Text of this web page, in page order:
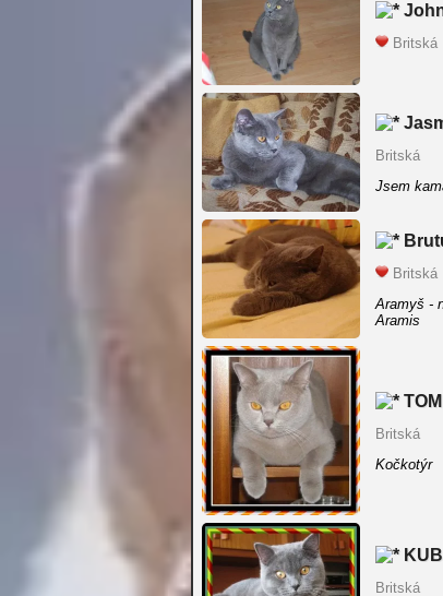
Britská
Britská
Jsem
Britská
Aramyš -
Aramis
TOM
Britská
Kočkotýr
Britská